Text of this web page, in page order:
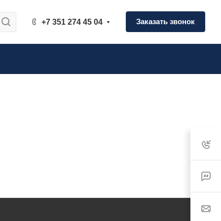
+7 351 274 45 04 Заказать звонок